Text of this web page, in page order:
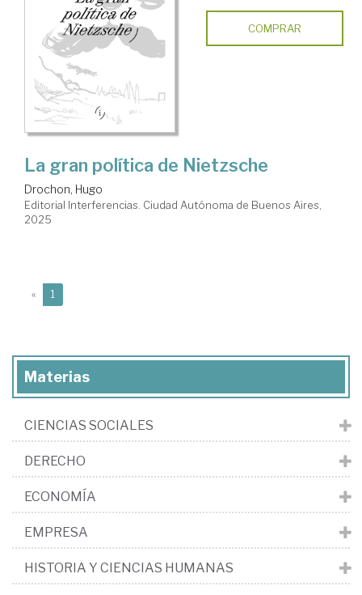
COMPRAR
La gran política de Nietzsche
Drochon, Hugo
Editorial Interferencias. Ciudad Autónoma de Buenos Aires,
2025
« 1
Materias
CIENCIAS SOCIALES
DERECHO
ECONOMÍA
EMPRESA
HISTORIA Y CIENCIAS HUMANAS